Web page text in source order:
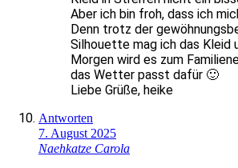
Aber ich bin froh, dass ich
Denn trotz der
Silhouette mag ich das Kleid
Morgen wird es zum
das Wetter passt dafür 🙂
Liebe Grüße, heike
Antworten
7. August 2025
Naehkatze Carola